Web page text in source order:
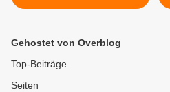
Hauptausschuss stimmte
Gehostet von Overblog
Top-Beiträge
Seiten